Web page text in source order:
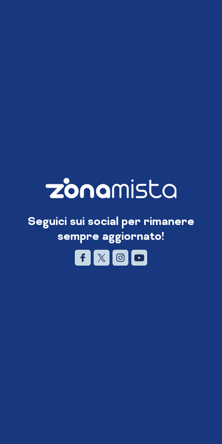
Seguici sui social per rimanere
sempre aggiornato!